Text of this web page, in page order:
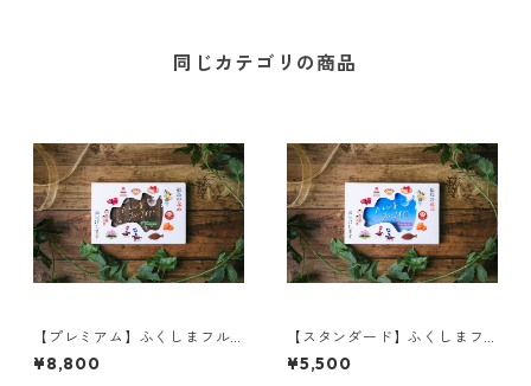
同じカテゴリの商品
【プレミアム】ふくしまフル
ーツギフト
¥8,800
【スタンダード】ふくしまフ
ルーツギフト
¥5,500